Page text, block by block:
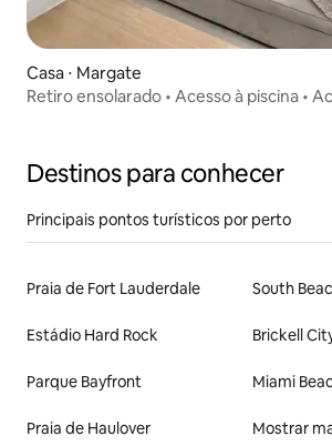
Casa ⋅ Margate
Retiro ensolarado • Acesso à piscina •
Destinos para conhecer
Principais pontos turísticos por perto
Praia de Fort Lauderdale South
Estádio Hard Rock Brickell
Parque Bayfront
Praia de Haulover Mostrar